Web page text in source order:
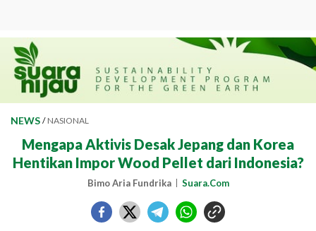
NEWS / NASIONAL
Mengapa Aktivis Desak Jepang dan Korea
Hentikan Impor Wood Pellet dari Indonesia?
Bimo Aria Fundrika Suara.Com